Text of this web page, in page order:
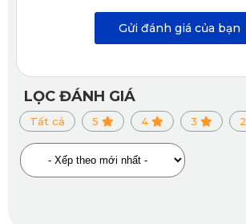
Chất liệu thảm mềm dẻo nhưng vẫn giữ
hưởng đến sự thoải mái khi sử dụng. Điều
không chỉ đẹp mà còn thực sự tiện dụng và
Xem thêm sản phẩm >>>
Thảm sàn
Santafe dầu
Gửi đánh giá của bạn
LỌC ĐÁNH GIÁ
Tất cả 5 4 3 2